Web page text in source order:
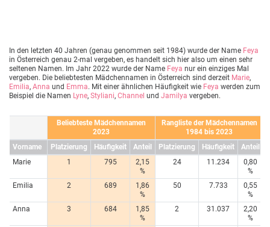
In den letzten 40 Jahren (genau genommen seit 1984) wurde der Name Feya
in Österreich genau 2-mal vergeben, es handelt sich hier also um einen sehr
seltenen Namen. Im Jahr 2022 wurde der Name Feya nur ein einziges Mal
vergeben. Die beliebtesten Mädchennamen in Österreich sind derzeit Marie,
Emilia, Anna und Emma. Mit einer ähnlichen Häufigkeit wie Feya werden zum
Beispiel die Namen Lyne, Styliani, Channel und Jamilya vergeben.
Beliebteste Mädchennamen
2023
Rangliste der Mädchennamen
1984 bis 2023
Vorname
Platzierung Häufigkeit Anteil Platzierung Häufigkeit
Anteil
Marie
1 795
2,15
%
24 11.234
0,80
%
Emilia
2 689
1,86
%
50 7.733
0,55
%
Anna
3 684
1,85
%
2 31.037
2,20
%